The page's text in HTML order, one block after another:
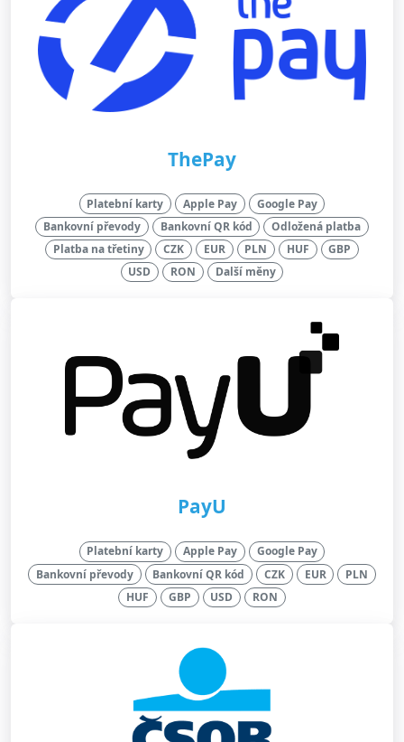
ThePay
Platební karty Apple Pay
Google Pay
Bankovní převody
Bankovní QR kód
Odložená platba
Platba na třetiny
CZK EUR PLN HUF
GBP
USD
RON Další měny
PayU
Platební karty Apple Pay
Google Pay
Bankovní převody
Bankovní QR kód CZK EUR
PLN
HUF
GBP USD RON